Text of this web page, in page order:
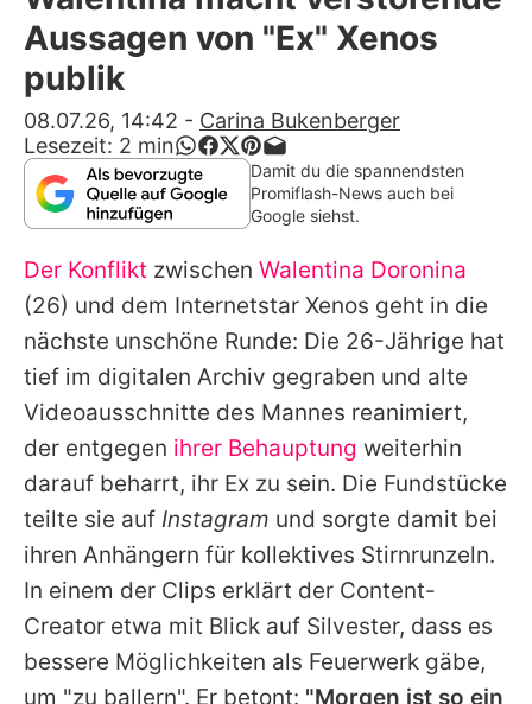
Alle Themen auf Promiflash
App runterladen
Team
Redaktionelle Richtlinien
Impressum
Datenschutzerklärung
Nutzungsbedingungen
Utiq verwalten
Aussagen von "Ex" Xenos
publik
08.07.26, 14:42 - Carina Bukenberger
Lesezeit: 2 min
Damit du die spannendsten
Promiflash-News auch bei
Google siehst.
Der Konflikt zwischen Walentina Doronina
(26) und dem Internetstar Xenos geht in die
nächste unschöne Runde: Die 26-Jährige hat
tief im digitalen Archiv gegraben und alte
Videoausschnitte des Mannes reanimiert,
der entgegen ihrer Behauptung weiterhin
darauf beharrt, ihr Ex zu sein. Die Fundstücke
teilte sie auf Instagram und sorgte damit bei
ihren Anhängern für kollektives Stirnrunzeln.
In einem der Clips erklärt der Content-
Creator etwa mit Blick auf Silvester, dass es
bessere Möglichkeiten als Feuerwerk gäbe,
um "zu ballern". Er betont: "Morgen ist so ein